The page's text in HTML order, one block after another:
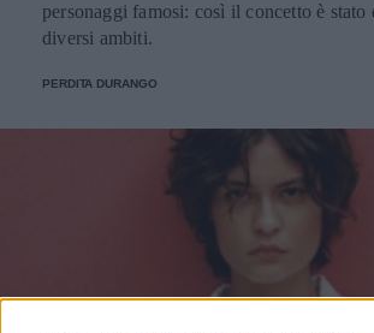
personaggi famosi: così il concetto è stato
diversi ambiti.
PERDITA DURANGO